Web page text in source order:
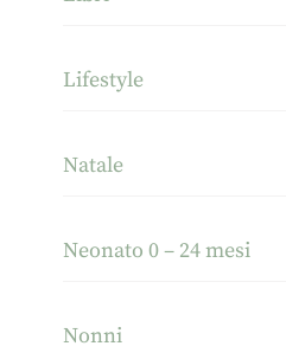
Lifestyle
Natale
Neonato 0 – 24 mesi
Nonni